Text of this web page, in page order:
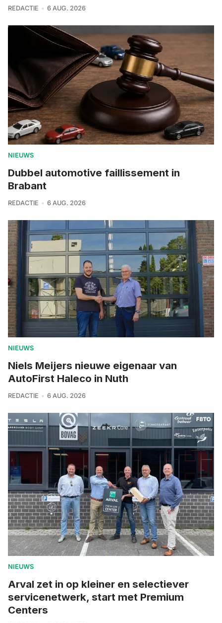
REDACTIE 6 AUG. 2026
NIEUWS
Dubbel automotive faillissement in
Brabant
REDACTIE 6 AUG. 2026
NIEUWS
Niels Meijers nieuwe eigenaar van
AutoFirst Haleco in Nuth
REDACTIE 6 AUG. 2026
NIEUWS
Arval zet in op kleiner en selectiever
servicenetwerk, start met Premium
Centers